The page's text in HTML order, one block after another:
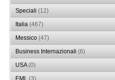
Speciali (12)
Italia (467)
Messico (47)
Business Internazionali (6)
USA(0)
EML (3)